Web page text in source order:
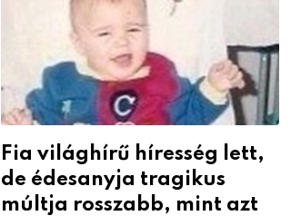
Fia világhírű híresség lett,
de édesanyja tragikus
múltja rosszabb, mint azt